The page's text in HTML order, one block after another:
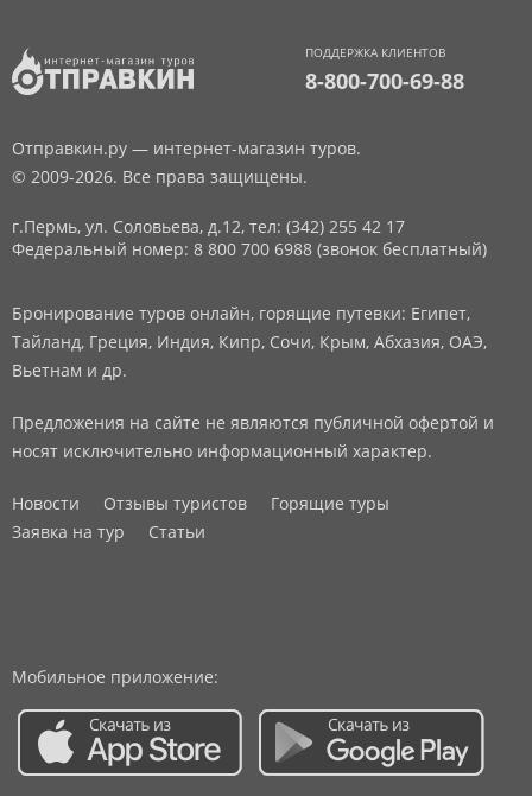
ПОДДЕРЖКА КЛИЕНТОВ
8-800-700-69-88
Отправкин.ру — интернет-магазин туров.
© 2009-2026. Все права защищены.
г.Пермь, ул. Соловьева, д.12, тел: (342) 255 42 17
Федеральный номер: 8 800 700 6988 (звонок бесплатный)
Бронирование туров онлайн, горящие путевки: Египет,
Тайланд, Греция, Индия, Кипр, Сочи, Крым, Абхазия, ОАЭ,
Вьетнам и др.
Предложения на сайте не являются публичной офертой и
носят исключительно информационный характер.
Новости Отзывы туристов
Горящие туры
Заявка на тур
Статьи
Мобильное приложение: